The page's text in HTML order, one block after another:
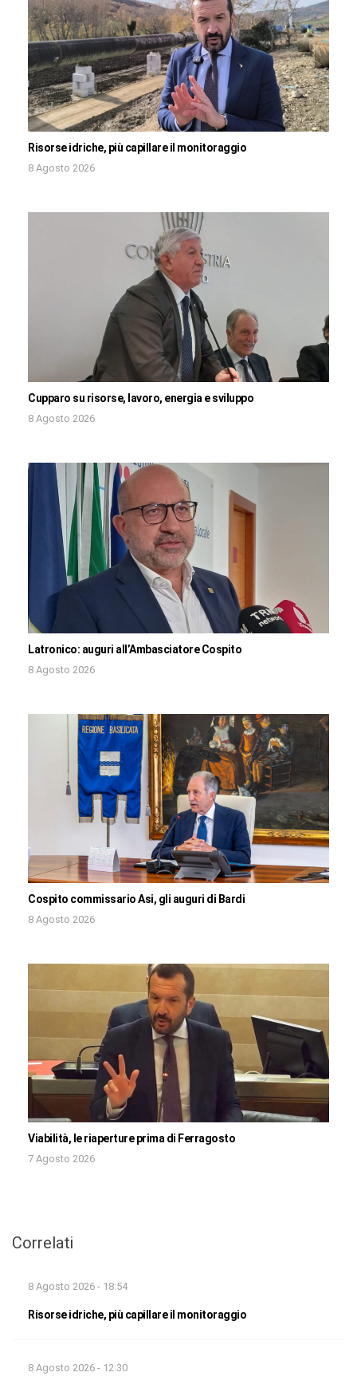
Risorse idriche, più capillare il monitoraggio
8 Agosto 2026
Cupparo su risorse, lavoro, energia e sviluppo
8 Agosto 2026
Latronico: auguri all’Ambasciatore Cospito
8 Agosto 2026
Cospito commissario Asi, gli auguri di Bardi
8 Agosto 2026
Viabilità, le riaperture prima di Ferragosto
7 Agosto 2026
Correlati
8 Agosto 2026 - 18:54
Risorse idriche, più capillare il monitoraggio
8 Agosto 2026 - 12:30